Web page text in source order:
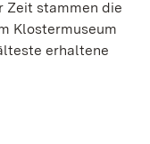
Zeit stammen die
Klostermuseum
erhaltene